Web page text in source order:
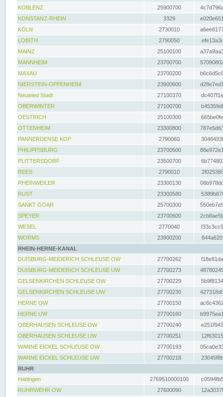
KOBLENZ
25900700
KONSTANZ-RHEIN
3329
KÖLN
2730010
LOBITH
2790050
MAINZ
25100100
MANNHEIM
23700700
MAXAU
23700200
NIERSTEIN-OPPENHEIM
23900600
Neuwied Stadt
27100370
OBERWINTER
27100700
OESTRICH
25100300
OTTENHEIM
23300800
PANNERDENSE KOP
2790060
PHILIPPSBURG
23700500
PLITTERSDORF
23500700
REES
2790010
RHEINWEILER
23300130
RUST
23300580
SANKT GOAR
25700300
SPEYER
23700600
WESEL
2770040
WORMS
23900200
RHEIN-HERNE-KANAL
DUISBURG-MEIDERICH SCHLEUSE OW
27700262
DUISBURG-MEIDERICH SCHLEUSE UW
27700273
GELSENKIRCHEN SCHLEUSE OW
27700229
GELSENKIRCHEN SCHLEUSE UW
27700230
HERNE OW
27700150
HERNE UW
27700160
OBERHAUSEN SCHLEUSE OW
27700240
OBERHAUSEN SCHLEUSE UW
27700251
WANNE EICKEL SCHLEUSE OW
27700193
WANNE EICKEL SCHLEUSE UW
27700218
RUHR
Hattingen
2769510000100
RUHRWEHR OW
27600090